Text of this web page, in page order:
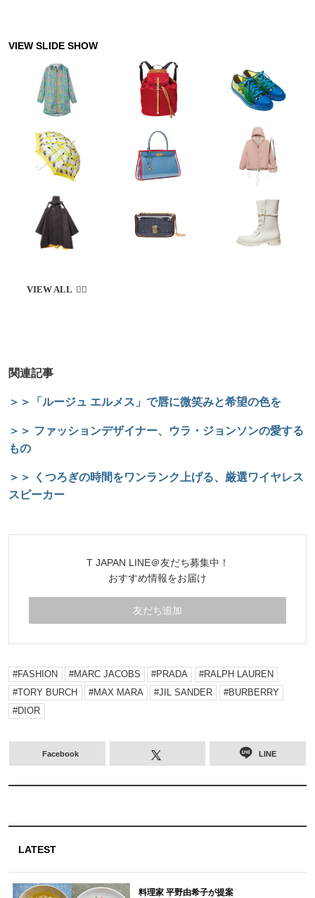
関連記事
＞＞「ルージュ エルメス」で唇に微笑みと希望の色を
＞＞ ファッションデザイナー、ウラ・ジョンソンの愛する
もの
＞＞ くつろぎの時間をワンランク上げる、厳選ワイヤレス
スピーカー
T JAPAN LINE＠友だち募集中！
おすすめ情報をお届け
友だち追加
FASHION MARC JACOBS PRADA
RALPH LAUREN
TORY BURCH
MAX MARA JIL SANDER
BURBERRY
DIOR
Facebook LINE
LATEST
料理家 平野由希子が提案